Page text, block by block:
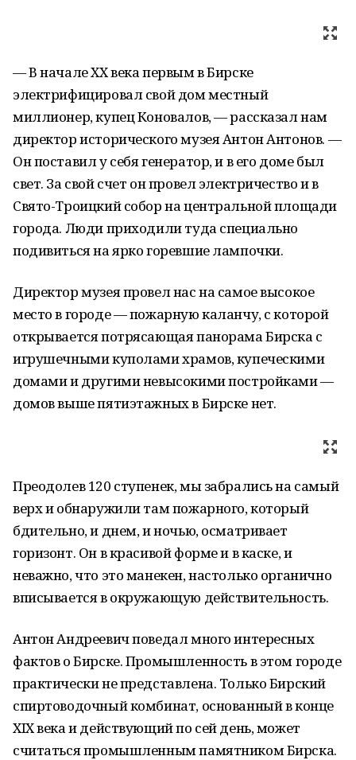
— В начале XX века первым в Бирске
электрифицировал свой дом местный
миллионер, купец Коновалов, — рассказал нам
директор исторического музея Антон Антонов. —
Он поставил у себя генератор, и в его доме был
свет. За свой счет он провел электричество и в
Свято-Троицкий собор на центральной площади
города. Люди приходили туда специально
подивиться на ярко горевшие лампочки.
Директор музея провел нас на самое высокое
место в городе — пожарную каланчу, с которой
открывается потрясающая панорама Бирска с
игрушечными куполами храмов, купеческими
домами и другими невысокими постройками —
домов выше пятиэтажных в Бирске нет.
Преодолев 120 ступенек, мы забрались на самый
верх и обнаружили там пожарного, который
бдительно, и днем, и ночью, осматривает
горизонт. Он в красивой форме и в каске, и
неважно, что это манекен, настолько органично
вписывается в окружающую действительность.
Антон Андреевич поведал много интересных
фактов о Бирске. Промышленность в этом городе
практически не представлена. Только Бирский
спиртоводочный комбинат, основанный в конце
XIX века и действующий по сей день, может
считаться промышленным памятником Бирска.